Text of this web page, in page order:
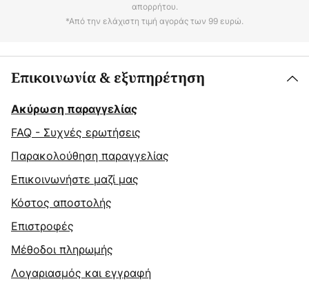
απορρήτου.
*Από την ελάχιστη τιμή αγοράς των 99 ευρώ.
Επικοινωνία & εξυπηρέτηση
Ακύρωση παραγγελίας
FAQ - Συχνές ερωτήσεις
Παρακολούθηση παραγγελίας
Επικοινωνήστε μαζί μας
Κόστος αποστολής
Επιστροφές
Μέθοδοι πληρωμής
Λογαριασμός και εγγραφή